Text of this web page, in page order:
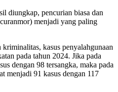
diungkap, pencurian biasa dan
menjadi yang paling
kasus penyalahgunaan
pada tahun 2024. Jika pada
dengan 98 tersangka, maka pada
menjadi 91 kasus dengan 117